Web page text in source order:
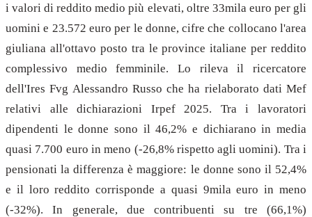
i valori di reddito medio più elevati, oltre 33mila euro per gli
uomini e 23.572 euro per le donne, cifre che collocano l'area
giuliana all'ottavo posto tra le province italiane per reddito
complessivo medio femminile. Lo rileva il ricercatore
dell'Ires Fvg Alessandro Russo che ha rielaborato dati Mef
relativi alle dichiarazioni Irpef 2025. Tra i lavoratori
dipendenti le donne sono il 46,2% e dichiarano in media
quasi 7.700 euro in meno (-26,8% rispetto agli uomini). Tra i
pensionati la differenza è maggiore: le donne sono il 52,4%
e il loro reddito corrisponde a quasi 9mila euro in meno
(-32%). In generale, due contribuenti su tre (66,1%)